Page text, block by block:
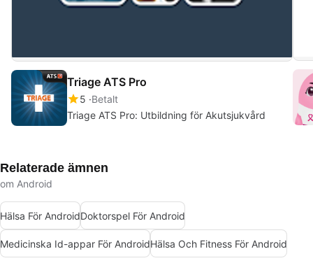
Triage ATS Pro
5 Betalt
Triage ATS Pro: Utbildning för Akutsjukvård
Relaterade ämnen
om Android
Hälsa För AndroidDoktorspel För Android
Medicinska Id-appar För AndroidHälsa Och Fitness För Android